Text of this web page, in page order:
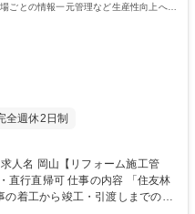
ごとの情報一元管理など生産性向上への
全週休2日制
の内容 「住友林
着工から竣工・引渡しまでの施